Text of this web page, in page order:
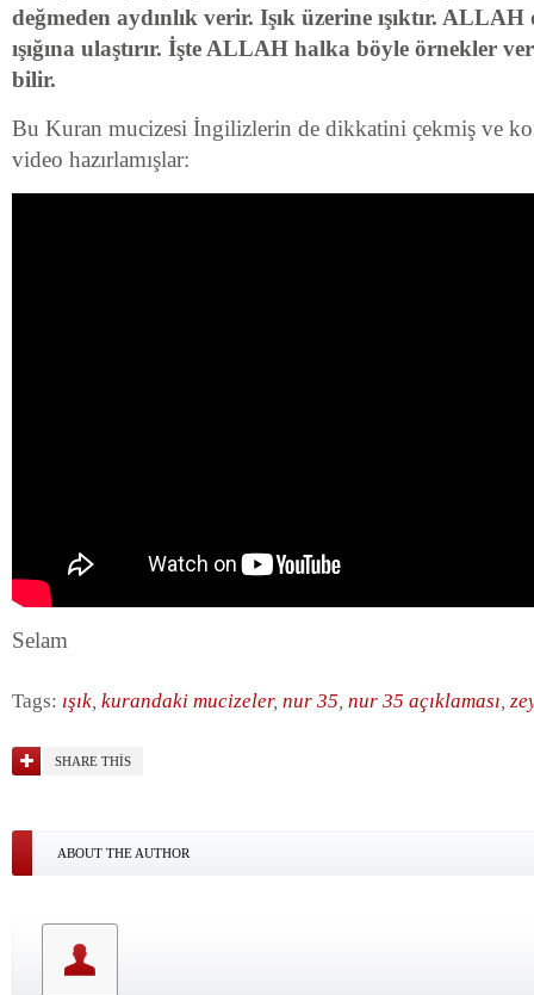
değmeden aydınlık verir. Işık üzerine ışıktır.
ışığına ulaştırır. İşte ALLAH halka böyle örnekler
bilir.
Bu Kuran mucizesi İngilizlerin de dikkatini çekmiş ve
video hazırlamışlar:
Selam
Tags: ışık, kurandaki mucizeler, nur 35, nur 35 açıklaması,
SHARE THIS
ABOUT THE AUTHOR